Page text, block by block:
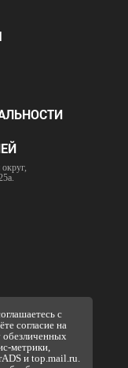
с
согласие на
обезличенных
метрики,
и top.mail.ru.